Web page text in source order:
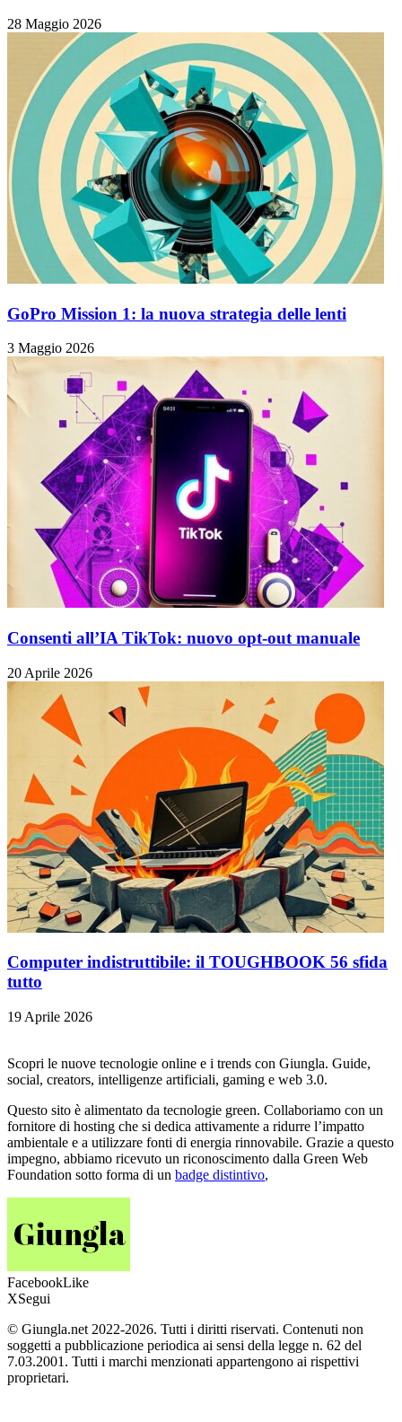
28 Maggio 2026
GoPro Mission 1: la nuova strategia delle lenti
3 Maggio 2026
Consenti all’IA TikTok: nuovo opt-out manuale
20 Aprile 2026
Computer indistruttibile: il TOUGHBOOK 56 sfida
tutto
19 Aprile 2026
Scopri le nuove tecnologie online e i trends con Giungla. Guide,
social, creators, intelligenze artificiali, gaming e web 3.0.
Questo sito è alimentato da tecnologie green. Collaboriamo con un
fornitore di hosting che si dedica attivamente a ridurre l’impatto
ambientale e a utilizzare fonti di energia rinnovabile. Grazie a questo
impegno, abbiamo ricevuto un riconoscimento dalla Green Web
Foundation sotto forma di un badge distintivo,
FacebookLike
XSegui
© Giungla.net 2022-2026. Tutti i diritti riservati. Contenuti non
soggetti a pubblicazione periodica ai sensi della legge n. 62 del
7.03.2001. Tutti i marchi menzionati appartengono ai rispettivi
proprietari.